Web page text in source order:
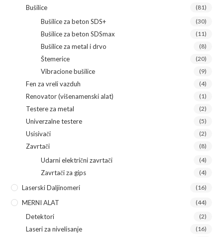
Bušilice (81)
Bušilice za beton SDS+ (30)
Bušilice za beton SDSmax (11)
Bušilice za metal i drvo (8)
Štemerice (20)
Vibracione bušilice (9)
Fen za vreli vazduh (4)
Renovator (višenamenski alat) (1)
Testere za metal (2)
Univerzalne testere (5)
Usisivači (2)
Zavrtači (8)
Udarni električni zavrtači (4)
Zavrtači za gips (4)
Laserski Daljinomeri (16)
MERNI ALAT (44)
Detektori (2)
Laseri za nivelisanje (16)